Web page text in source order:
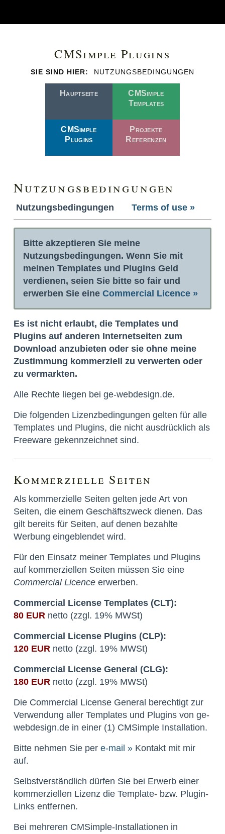
CMSimple Plugins
SIE SIND HIER: NUTZUNGSBEDINGUNGEN
Hauptseite
CMSimple
Templates
CMSimple
Plugins
Projekte
Referenzen
Nutzungsbedingungen
Nutzungsbedingungen Terms of use »
Bitte akzeptieren Sie meine
Nutzungsbedingungen. Wenn Sie mit
meinen Templates und Plugins Geld
verdienen, seien Sie bitte so fair und
erwerben Sie eine Commercial Licence »
Es ist nicht erlaubt, die Templates und
Plugins auf anderen Internetseiten zum
Download anzubieten oder sie ohne meine
Zustimmung kommerziell zu verwerten oder
zu vermarkten.
Alle Rechte liegen bei ge-webdesign.de.
Die folgenden Lizenzbedingungen gelten für alle
Templates und Plugins, die nicht ausdrücklich als
Freeware gekennzeichnet sind.
Kommerzielle Seiten
Als kommerzielle Seiten gelten jede Art von
Seiten, die einem Geschäftszweck dienen. Das
gilt bereits für Seiten, auf denen bezahlte
Werbung eingeblendet wird.
Für den Einsatz meiner Templates und Plugins
auf kommerziellen Seiten müssen Sie eine
Commercial Licenceerwerben.
Commercial License Templates (CLT):
80 EURnetto (zzgl. 19% MWSt)
Commercial License Plugins (CLP):
120 EURnetto (zzgl. 19% MWSt)
Commercial License General (CLG):
180 EURnetto (zzgl. 19% MWSt)
Die Commercial License General berechtigt zur
Verwendung aller Templates und Plugins von ge-
webdesign.de in einer (1) CMSimple Installation.
Bitte nehmen Sie per e-mail »Kontakt mit mir
auf.
Selbstverständlich dürfen Sie bei Erwerb einer
kommerziellen Lizenz die Template- bzw. Plugin-
Links entfernen.
Bei mehreren CMSimple-Installationen in